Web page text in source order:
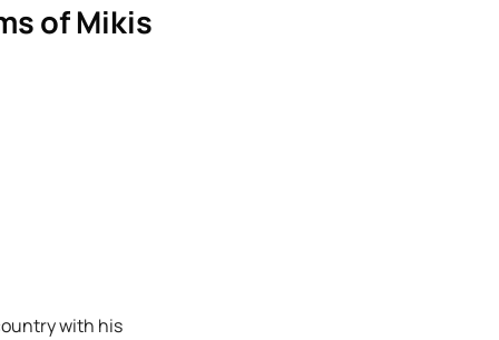
of Mikis
with his